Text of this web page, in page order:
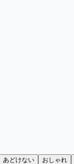
あどけない おしゃれ